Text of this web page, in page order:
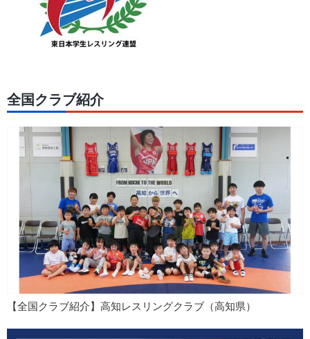
全国クラブ紹介
【全国クラブ紹介】高知レスリングクラブ（高知県）